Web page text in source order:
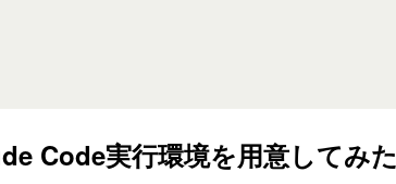
Code実行環境を用意してみた